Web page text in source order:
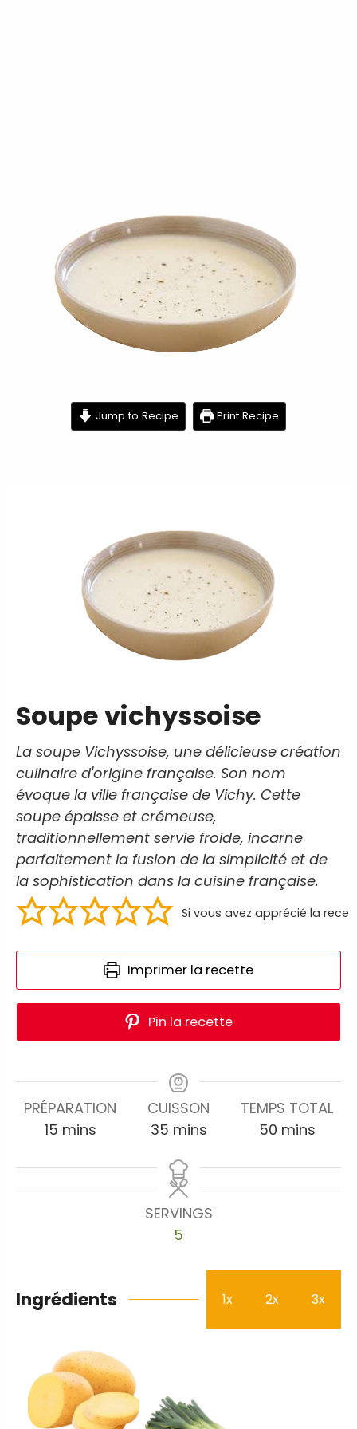
Jump to Recipe Print Recipe
Soupe vichyssoise
La soupe Vichyssoise, une délicieuse création
culinaire d'origine française. Son nom
évoque la ville française de Vichy. Cette
soupe épaisse et crémeuse,
traditionnellement servie froide, incarne
parfaitement la fusion de la simplicité et de
la sophistication dans la cuisine française.
Si vous avez apprécié la
Imprimer la recette
Pin la recette
PRÉPARATION
15
minutes
mins
CUISSON
35
minutes
mins
TEMPS TOTAL
50
minutes
mins
SERVINGS
5
Ingrédients 1x 2x 3x